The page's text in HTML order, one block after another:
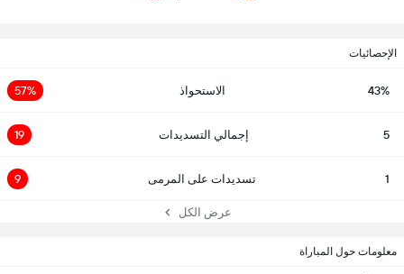
الإحصائيات
43% الاستحواذ 57%
5 إجمالي التسديدات 19
1 تسديدات على المرمى 9
عرض الكل
معلومات حول المباراة